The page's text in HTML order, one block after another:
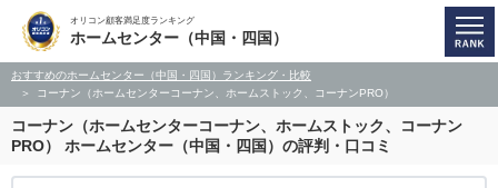
オリコン顧客満足度ランキング
ホームセンター（中国・四国）
おすすめのホームセンター（中国・四国）ランキング・比較
コーナン（ホームセンターコーナン、ホームストック、コーナンPRO）
コーナン（ホームセンターコーナン、ホームストック、コーナン
PRO）
ホームセンター（中国・四国）の評判・口コミ